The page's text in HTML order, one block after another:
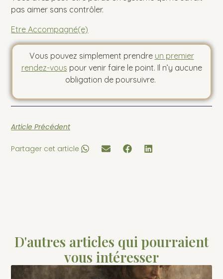
pas aimer sans contrôler.
Etre Accompagné(e)
Vous pouvez simplement prendre un premier
rendez-vous pour venir faire le point. Il n’y aucune
obligation de poursuivre.
Article Précédent
Partager cet article
D'autres articles qui pourraient
vous intéresser